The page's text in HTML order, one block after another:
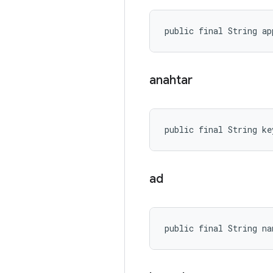
public final String
anahtar
public final String
ad
public final String